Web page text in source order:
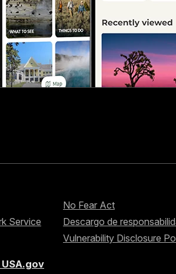
Service
No Fear Act
Descargo de
Vulnerability Disclosure